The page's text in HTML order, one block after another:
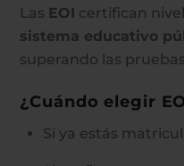
Las EOI certifican
sistema educativo
superando las
¿Cuándo elegir
Si ya estás